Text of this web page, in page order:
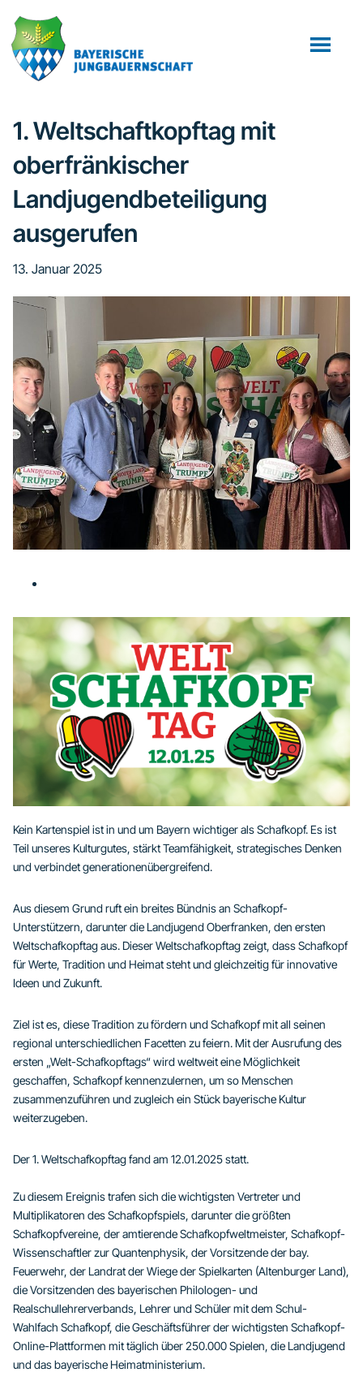
Inhalt
springen
Fußzeile
springen
1. Weltschaftkopftag mit
oberfränkischer
Landjugendbeteiligung
ausgerufen
13. Januar 2025
Kein Kartenspiel ist in und um Bayern wichtiger als Schafkopf. Es ist
Teil unseres Kulturgutes, stärkt Teamfähigkeit, strategisches Denken
und verbindet generationenübergreifend.
Aus diesem Grund ruft ein breites Bündnis an Schafkopf-
Unterstützern, darunter die Landjugend Oberfranken, den ersten
Weltschafkopftag aus. Dieser Weltschafkopftag zeigt, dass Schafkopf
für Werte, Tradition und Heimat steht und gleichzeitig für innovative
Ideen und Zukunft.
Ziel ist es, diese Tradition zu fördern und Schafkopf mit all seinen
regional unterschiedlichen Facetten zu feiern. Mit der Ausrufung des
ersten „Welt-Schafkopftags“ wird weltweit eine Möglichkeit
geschaffen, Schafkopf kennenzulernen, um so Menschen
zusammenzuführen und zugleich ein Stück bayerische Kultur
weiterzugeben.
Der 1. Weltschafkopftag fand am 12.01.2025 statt.
Zu diesem Ereignis trafen sich die wichtigsten Vertreter und
Multiplikatoren des Schafkopfspiels, darunter die größten
Schafkopfvereine, der amtierende Schafkopfweltmeister, Schafkopf-
Wissenschaftler zur Quantenphysik, der Vorsitzende der bay.
Feuerwehr, der Landrat der Wiege der Spielkarten (Altenburger Land),
die Vorsitzenden des bayerischen Philologen- und
Realschullehrerverbands, Lehrer und Schüler mit dem Schul-
Wahlfach Schafkopf, die Geschäftsführer der wichtigsten Schafkopf-
Online-Plattformen mit täglich über 250.000 Spielen, die Landjugend
und das bayerische Heimatministerium.